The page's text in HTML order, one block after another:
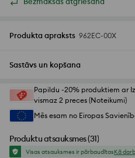
Produkta apraksts 962EC-00X
Sastāvs un kopšana
Papildu -20% produktiem ar
vismaz 2 preces (Noteikumi)
Mēs esam no Eiropas
Produktu atsauksmes(31)
Visas atsauksmes ir pārbaudītasKā